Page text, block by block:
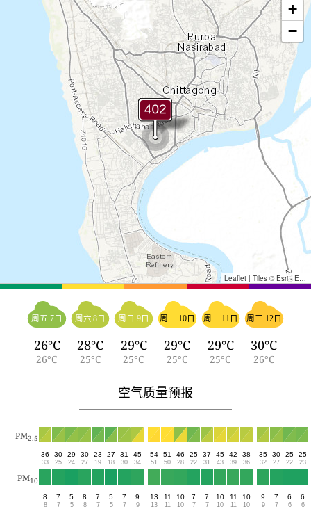
+
−
Leaflet | Tiles © Esri - Esri, DeLorme, NAVTEQ, TomTom, Intermap, iPC, USGS, FAO, NPS, NRCAN, GeoBase, Kadaster NL, Ordnance Survey, Esri Japan, METI, Esri China (Hong Kong), and the GIS User Community
周五 7日
26°C
26°C
周六 8日
28°C
25°C
周日 9日
29°C
25°C
周一 10日
29°C
25°C
周二 11日
29°C
25°C
周三 12日
30°C
26°C
空气质量预报
PM2.5
36
33
30
25
29
24
30
27
23
19
27
18
31
30
45
34
54
51
51
50
46
28
25
22
37
31
45
43
42
39
38
36
35
32
30
27
25
22
25
23
PM10
8
8
7
7
5
5
8
8
7
7
5
5
7
7
9
9
13
13
11
11
10
10
7
7
7
7
10
10
11
11
10
10
9
9
7
7
6
6
6
6